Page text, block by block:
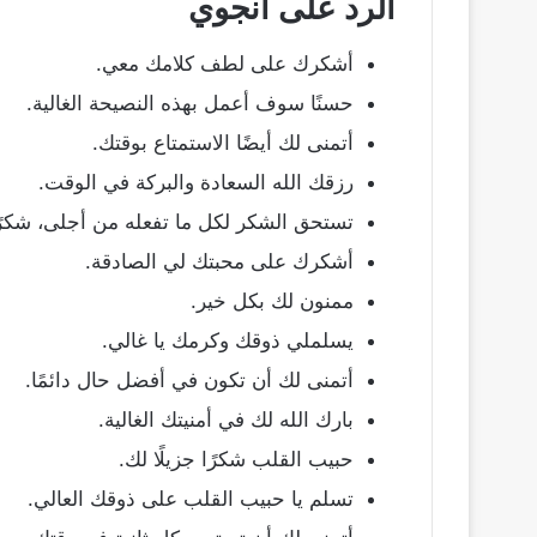
الرد على انجوي
أشكرك على لطف كلامك معي.
حسنًا سوف أعمل بهذه النصيحة الغالية.
أتمنى لك أيضًا الاستمتاع بوقتك.
رزقك الله السعادة والبركة في الوقت.
تستحق الشكر لكل ما تفعله من أجلى،
أشكرك على محبتك لي الصادقة.
ممنون لك بكل خير.
يسلملي ذوقك وكرمك يا غالي.
أتمنى لك أن تكون في أفضل حال دائمًا.
بارك الله لك في أمنيتك الغالية.
حبيب القلب شكرًا جزيلًا لك.
تسلم يا حبيب القلب على ذوقك العالي.